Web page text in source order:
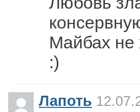
Майбах не
:)
Лапоть